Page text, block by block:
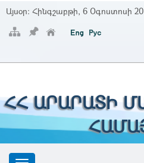
Այսօր: Հինգշաբթի, 6 Օգոստոսի
ՀՀ ԱՐԱՐԱՏԻ